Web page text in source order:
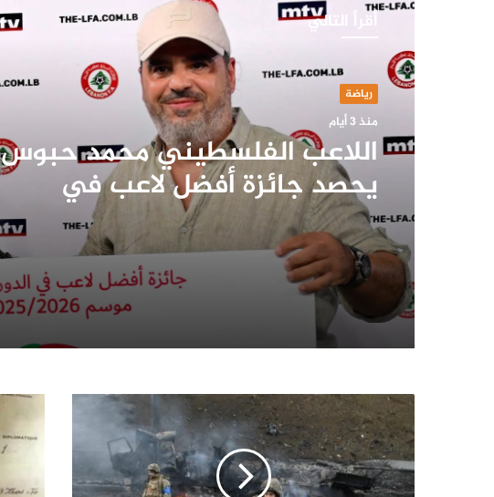
أقرأ التالي
رياضة
منذ 3 أيام
اللاعب الفلسطيني محمد حبوس
يحصد جائزة أفضل لاعب في
الدوري اللبناني للموسم 2025-
2026